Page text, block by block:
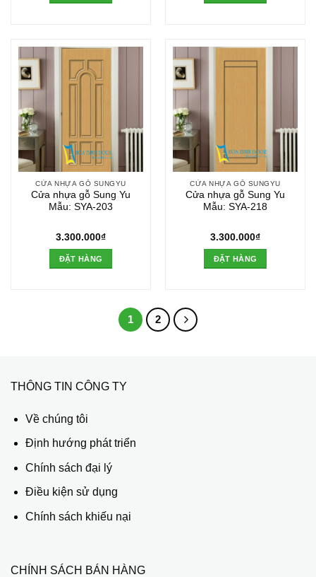
CỬA NHỰA GỖ SUNGYU
Cửa nhựa gỗ Sung Yu
Mẫu: SYA-203
3.300.000₫
ĐẶT HÀNG
CỬA NHỰA GỖ SUNGYU
Cửa nhựa gỗ Sung Yu
Mẫu: SYA-218
3.300.000₫
ĐẶT HÀNG
1 2
THÔNG TIN CÔNG TY
Về chúng tôi
Định hướng phát triển
Chính sách đại lý
Điều kiện sử dụng
Chính sách khiếu nại
CHÍNH SÁCH BÁN HÀNG